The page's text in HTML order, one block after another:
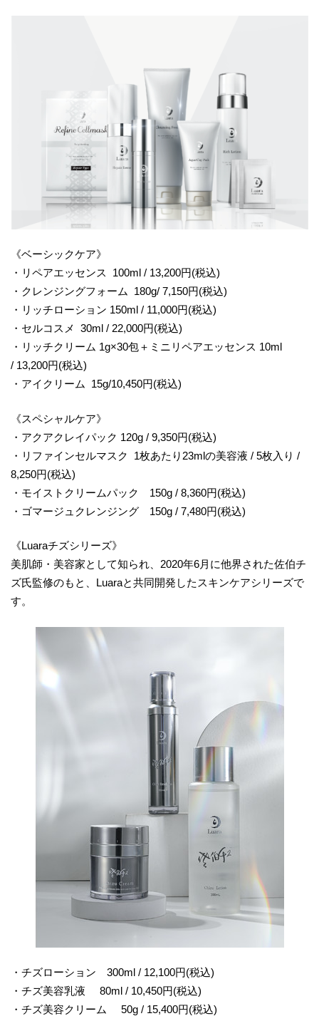
《ベーシックケア》
・リペアエッセンス 100ml / 13,200円(税込)
・クレンジングフォーム 180g/ 7,150円(税込)
・リッチローション 150ml / 11,000円(税込)
・セルコスメ 30ml / 22,000円(税込)
・リッチクリーム 1g×30包＋ミニリペアエッセンス 10ml
/ 13,200円(税込)
・アイクリーム 15g/10,450円(税込)
《スペシャルケア》
・アクアクレイパック 120g / 9,350円(税込)
・リファインセルマスク 1枚あたり23mlの美容液 / 5枚入り /
8,250円(税込)
・モイストクリームパック 150g / 8,360円(税込)
・ゴマージュクレンジング 150g / 7,480円(税込)
《Luaraチズシリーズ》
美肌師・美容家として知られ、2020年6月に他界された佐伯チ
ズ氏監修のもと、Luaraと共同開発したスキンケアシリーズで
す。
・チズローション 300ml / 12,100円(税込)
・チズ美容乳液 80ml / 10,450円(税込)
・チズ美容クリーム 50g / 15,400円(税込)